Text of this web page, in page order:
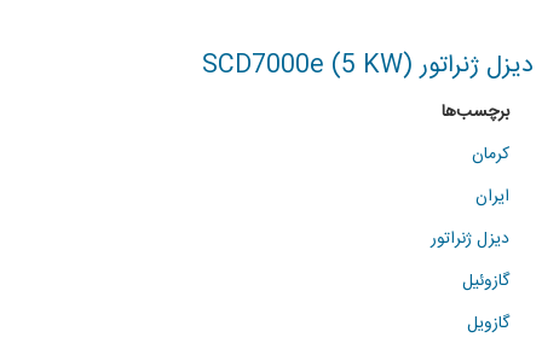
دیزل ژنراتور SCD7000e (5 KW)
برچسب‌ها
کرمان
ایران
دیزل ژنراتور
گازوئیل
گازویل